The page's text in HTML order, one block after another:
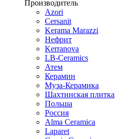
Производитель
Azori
Cersanit
Kerama Marazzi
Нефрит
Kerranova
LB-Ceramics
Атем
Керамин
Муза-Керамика
Шахтинская плитка
Польша
Россия
Alma Ceramica
Laparet